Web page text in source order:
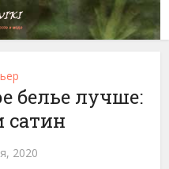
белье лучше:
сатин
2020